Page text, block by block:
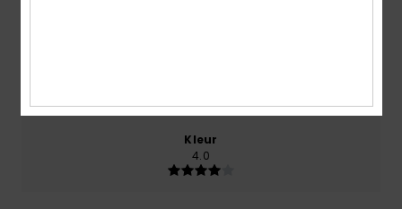
Kleur
4.0